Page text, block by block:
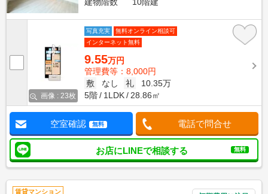
画像 : 23枚
写真充実
無料オンライン相談可
インターネット無料
9.55万円
管理費等：8,000円
敷
なし 礼
10.35万
5階
1LDK 28.86㎡
空室確認 無料 電話で問合せ
お店にLINEで相談する 無料
賃貸マンション